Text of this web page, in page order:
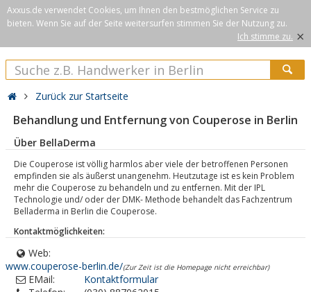
Axxus.de verwendet Cookies, um Ihnen den bestmöglichen Service zu
bieten. Wenn Sie auf der Seite weitersurfen stimmen Sie der Nutzung zu.
Ich stimme zu. ×
Zurück zur Startseite
Behandlung und Entfernung von Couperose in Berlin
Über BellaDerma
Die Couperose ist völlig harmlos aber viele der betroffenen Personen
empfinden sie als äußerst unangenehm. Heutzutage ist es kein Problem
mehr die Couperose zu behandeln und zu entfernen. Mit der IPL
Technologie und/ oder der DMK- Methode behandelt das Fachzentrum
Belladerma in Berlin die Couperose.
Kontaktmöglichkeiten:
Web:
www.couperose-berlin.de/(Zur Zeit ist die Homepage nicht erreichbar)
EMail:
Kontaktformular